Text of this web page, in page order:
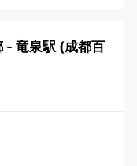
- 竜泉駅 (成都百